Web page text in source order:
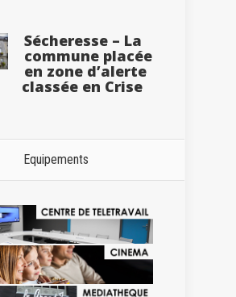
Sécheresse – La
commune placée
en zone d’alerte
classée en Crise
Equipements